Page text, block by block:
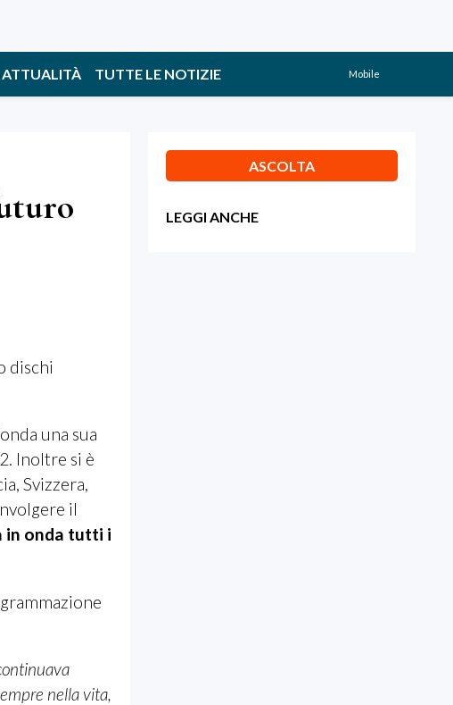
ATTUALITÀ TUTTE LE NOTIZIE Mobile
dischi
una sua
Inoltre si è
Svizzera,
il
in onda tutti i
nella vita,
ASCOLTA
LEGGI ANCHE